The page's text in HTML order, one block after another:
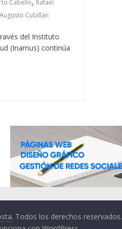
Cabello Rafael
Cubillán
del Instituto
(Inamus) continúa
. Todos los derechos reservados.